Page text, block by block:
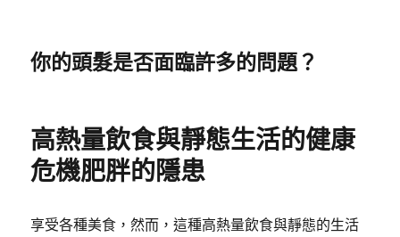
你的頭髮是否面臨許多的問題？
高熱量飲食與靜態生活的健康
危機肥胖的隱患
享受各種美食，然而，這種高熱量飲食與靜態的生活